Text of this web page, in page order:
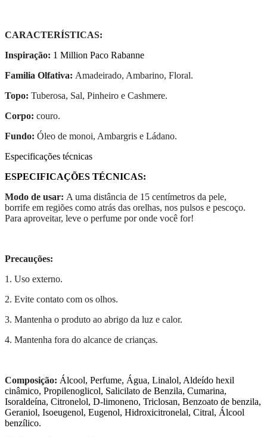
CARACTERÍSTICAS:
Inspiração: 1 Million Paco Rabanne
Familia Olfativa: Amadeirado, Ambarino, Floral.
Topo: Tuberosa, Sal, Pinheiro e Cashmere.
Corpo: couro.
Fundo: Óleo de monoi, Ambargris e Ládano.
Especificações técnicas
ESPECIFICAÇÕES TÉCNICAS:
Modo de usar: A uma distância de 15 centímetros da pele,
borrife em regiões como atrás das orelhas, nos pulsos e pescoço.
Para aproveitar, leve o perfume por onde você for!
Precauções:
1. Uso externo.
2. Evite contato com os olhos.
3. Mantenha o produto ao abrigo da luz e calor.
4. Mantenha fora do alcance de crianças.
Composição: Álcool, Perfume, Água, Linalol, Aldeído hexil
cinâmico, Propilenoglicol, Salicilato de Benzila, Cumarina,
Isoraldeína, Citronelol, D-limoneno, Triclosan, Benzoato de benzila,
Geraniol, Isoeugenol, Eugenol, Hidroxicitronelal, Citral, Álcool
benzílico.